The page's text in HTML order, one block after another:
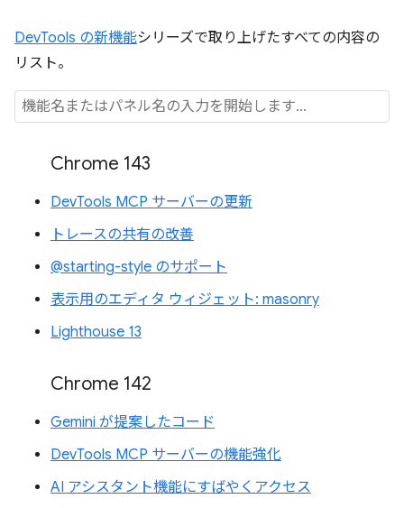
DevTools の新機能シリーズで取り上げたすべての内容の
リスト。
Chrome 143
DevTools MCP サーバーの更新
トレースの共有の改善
@starting-style のサポート
表示用のエディタ ウィジェット: masonry
Lighthouse 13
Chrome 142
Gemini が提案したコード
DevTools MCP サーバーの機能強化
AI アシスタント機能にすばやくアクセス